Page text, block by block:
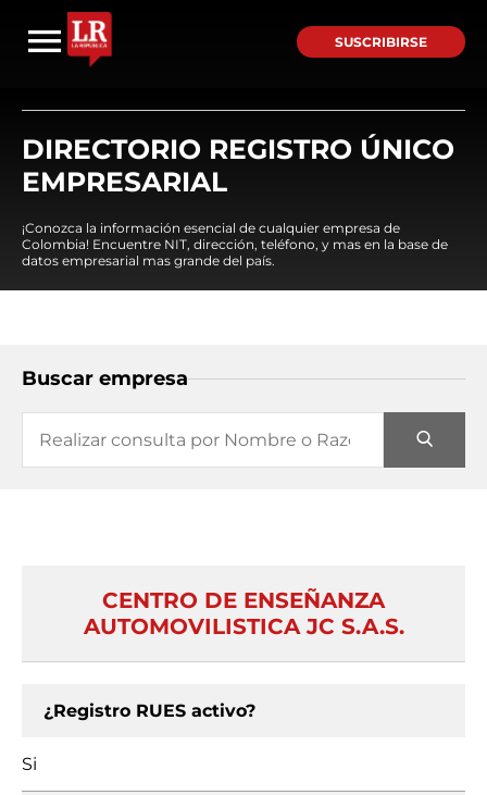
SUSCRIBIRSE
DIRECTORIO REGISTRO ÚNICO
EMPRESARIAL
¡Conozca la información esencial de cualquier empresa de
Colombia! Encuentre NIT, dirección, teléfono, y mas en la base de
datos empresarial mas grande del país.
Buscar empresa
CENTRO DE ENSEÑANZA
AUTOMOVILISTICA JC S.A.S.
¿Registro RUES activo?
Si